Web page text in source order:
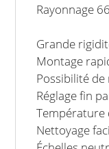
Rayonnage
Grande
Montage
Possibilité
Réglage fin
Température
Nettoyage